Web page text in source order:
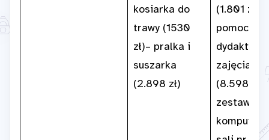
kosiarka do
trawy (1530
zł)– pralka i
suszarka
(2.898 zł)
(1.801 zł)–
pomoce
zajęcia w-f
(8.598
zestawów